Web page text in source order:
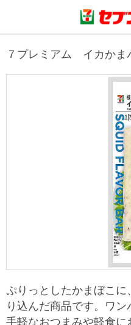
商品のご案内
食の安全・安心への取組み
ギフト
マルチコピー機でできること
マルチコピー機でできることト
コピー
宅配便
切手・はがき・印紙
チケットサービス
セブンチケット
セブン‐イレブンでお受取り
企業理念
セブン＆アイ・ホールディン
加盟店オーナー募集
７プレミアム イカかま
ぷりっとしたかまぼこ
り込んだ商品です。ワン
手軽なおつまみや軽食に